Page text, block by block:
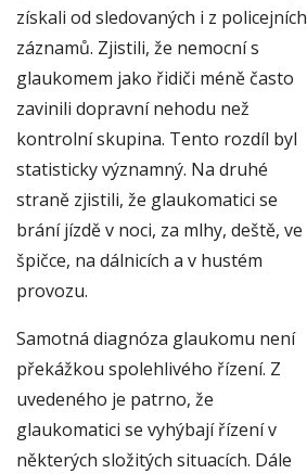
získali od sledovaných i z policejních
záznamů. Zjistili, že nemocní s
glaukomem jako řidiči méně často
zavinili dopravní nehodu než
kontrolní skupina. Tento rozdíl byl
statisticky významný. Na druhé
straně zjistili, že glaukomatici se
brání jízdě v noci, za mlhy, deště, ve
špičce, na dálnicích a v hustém
provozu.
Samotná diagnóza glaukomu není
překážkou spolehlivého řízení. Z
uvedeného je patrno, že
glaukomatici se vyhýbají řízení v
některých složitých situacích. Dále